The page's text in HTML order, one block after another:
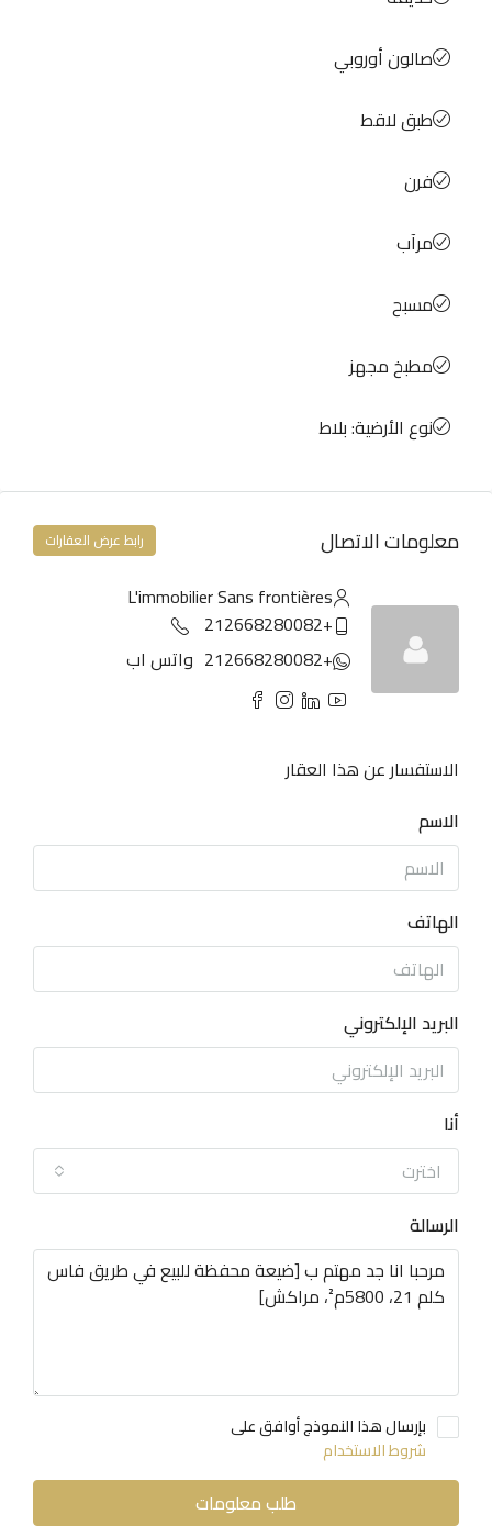
صالون أوروبي
طبق لاقط
فرن
مرآب
مسبح
مطبخ مجهز
نوع الأرضية: بلاط
معلومات الاتصال رابط عرض العقارات
L'immobilier Sans frontières
+212668280082
+212668280082
واتس اب
الاستفسار عن هذا العقار
الاسم
الهاتف
البريد الإلكتروني
أنا
اخترت
الرسالة
بإرسال هذا النموذج أوافق على
شروط الاستخدام
طلب معلومات